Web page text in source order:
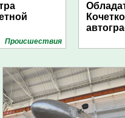
Проиcшествия